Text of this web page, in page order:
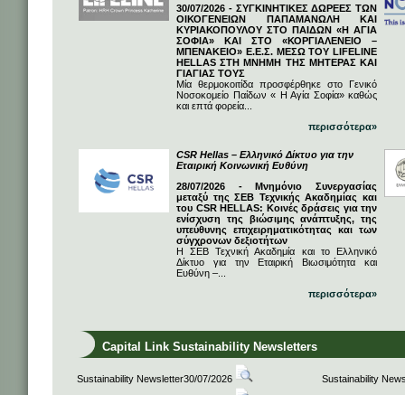
30/07/2026 - ΣΥΓΚΙΝΗΤΙΚΕΣ ΔΩΡΕΕΣ ΤΩΝ
ΟΙΚΟΓΕΝΕΙΩΝ ΠΑΠΑΜΑΝΩΛΗ ΚΑΙ
ΚΥΡΙΑΚΟΠΟΥΛΟΥ ΣΤΟ ΠΑΙΔΩΝ «Η ΑΓΙΑ
ΣΟΦΙΑ» ΚΑΙ ΣΤΟ «ΚΟΡΓΙΑΛΕΝΕΙΟ –
ΜΠΕΝΑΚΕΙΟ» Ε.Ε.Σ. ΜΕΣΩ ΤΟΥ LIFELINE
HELLAS ΣΤΗ ΜΝΗΜΗ ΤΗΣ ΜΗΤΕΡΑΣ ΚΑΙ
ΓΙΑΓΙΑΣ ΤΟΥΣ
Μία θερμοκοιτίδα προσφέρθηκε στο Γενικό
Νοσοκομείο Παίδων « Η Αγία Σοφία» καθώς
και επτά φορεία...
περισσότερα»
CSR Hellas – Ελληνικό Δίκτυο για την
Εταιρική Κοινωνική Ευθύνη
28/07/2026 - Μνημόνιο Συνεργασίας
μεταξύ της ΣΕΒ Τεχνικής Ακαδημίας και
του CSR HELLAS: Κοινές δράσεις για την
ενίσχυση της βιώσιμης ανάπτυξης, της
υπεύθυνης επιχειρηματικότητας και των
σύγχρονων δεξιοτήτων
Η ΣΕΒ Τεχνική Ακαδημία και το Ελληνικό
Δίκτυο για την Εταιρική Βιωσιμότητα και
Ευθύνη –...
περισσότερα»
Capital Link Sustainability Newsletters
Sustainability Newsletter30/07/2026 Sustainability